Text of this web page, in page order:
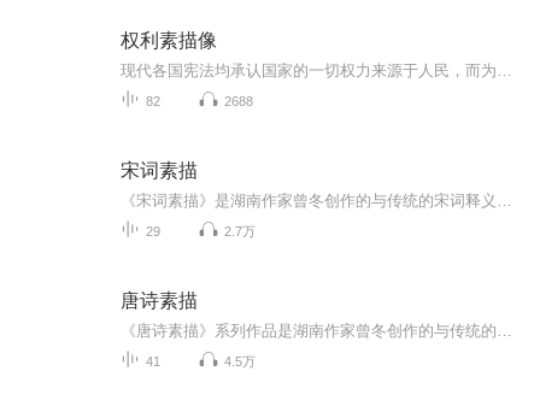
权利素描像
82 2688
宋词素描
29 2.7万
唐诗素描
41 4.5万